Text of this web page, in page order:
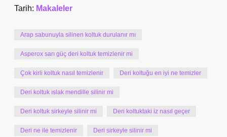
Tarih: Makaleler
Arap sabunuyla silinen koltuk durulanır mı
Asperox sarı güç deri koltuk temizlenir mi
Çok kirli koltuk nasıl temizlenir Deri koltuğu en iyi ne temizler
Deri koltuk ıslak mendille silinir mi
Deri koltuk sirkeyle silinir mi Deri koltuktaki iz nasıl geçer
Deri ne ile temizlenir Deri sirkeyle silinir mi